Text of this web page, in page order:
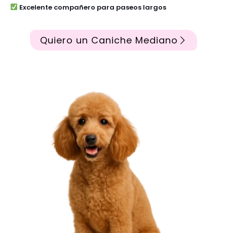
Excelente compañero para paseos largos
Quiero un Caniche Mediano